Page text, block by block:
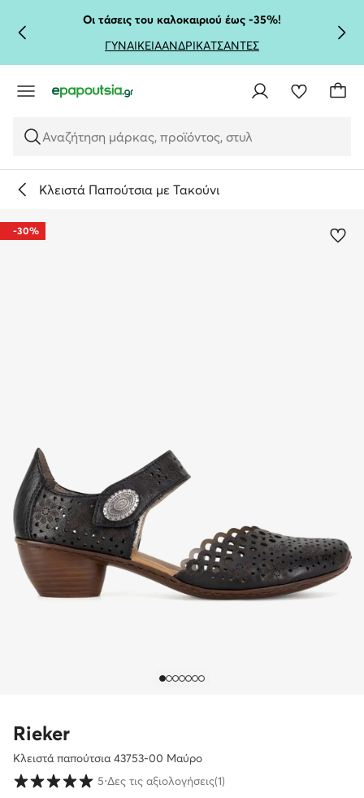
ΜΕΤΆΒΑΣΗ ΣΤΟ ΚΎΡΙΟ ΠΕΡΙΕΧΌΜΕΝΟ
ΜΕΤΆΒΑΣΗ ΣΤΗΝ ΑΝΑΖΉΤΗΣΗ
Οι τάσεις του καλοκαιριού έως -35%!
ΓΥΝΑΙΚΕΙΑΑΝΔΡΙΚΑΤΣΑΝΤΕΣ
Αναζήτηση μάρκας, προϊόντος, στυλ
Κλειστά Παπούτσια με Τακούνι
-30%
Rieker
Κλειστά παπούτσια 43753-00 Μαύρο
Βαθμολογία πελατών σε κλίμακα 1 έως 5
5⋅Δες τις αξιολογήσεις(1)